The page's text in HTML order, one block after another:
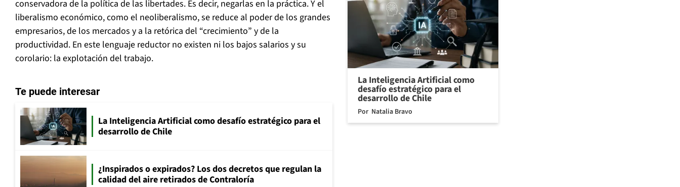
conservadora de la política de las libertades. Es decir, negarlas en la práctica. Y el
liberalismo económico, como el neoliberalismo, se reduce al poder de los grandes
empresarios, de los mercados y a la retórica del “crecimiento” y de la
productividad. En este lenguaje reductor no existen ni los bajos salarios y su
corolario: la explotación del trabajo.
Te puede interesar
La Inteligencia Artificial como desafío estratégico para el
desarrollo de Chile
¿Inspirados o expirados? Los dos decretos que regulan la
calidad del aire retirados de Contraloría
La Inteligencia Artificial como
desafío estratégico para el
desarrollo de Chile
Por Natalia Bravo